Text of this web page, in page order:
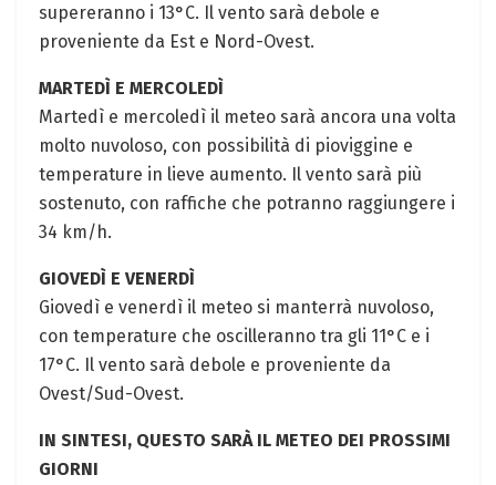
supereranno i 13°C. Il vento sarà debole e
proveniente da Est e Nord-Ovest.
MARTEDÌ E MERCOLEDÌ
Martedì e mercoledì il meteo sarà ancora una volta
molto nuvoloso, con possibilità di pioviggine e
temperature in lieve aumento. Il vento sarà più
sostenuto, con raffiche che potranno raggiungere i
34 km/h.
GIOVEDÌ E VENERDÌ
Giovedì e venerdì il meteo si manterrà nuvoloso,
con temperature che oscilleranno tra gli 11°C e i
17°C. Il vento sarà debole e proveniente da
Ovest/Sud-Ovest.
IN SINTESI, QUESTO SARÀ IL METEO DEI PROSSIMI
GIORNI